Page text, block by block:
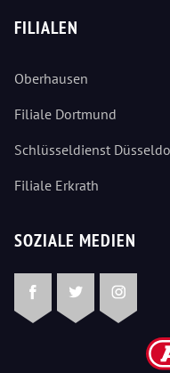
FILIALEN
Oberhausen
Filiale Dortmund
Schlüsseldienst
Filiale Erkrath
SOZIALE MEDIEN
FacebookTwitterInstagram